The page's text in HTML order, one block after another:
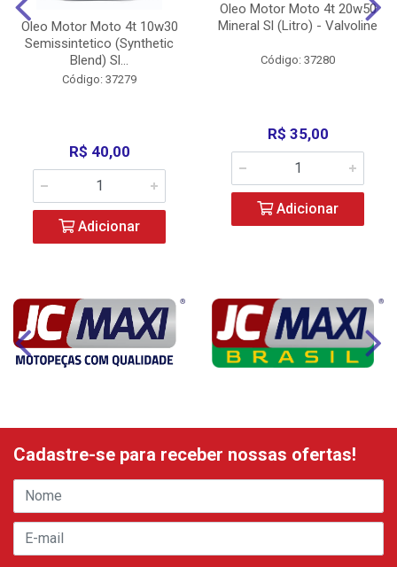
Oleo Motor Moto 4t 10w30
Semissintetico (Synthetic
Blend) Sl...
Código: 37279
R$ 40,00
Adicionar
Oleo Motor Moto 4t 20w50
Mineral Sl (Litro) - Valvoline
Código: 37280
R$ 35,00
Adicionar
Cadastre-se para receber nossas ofertas!